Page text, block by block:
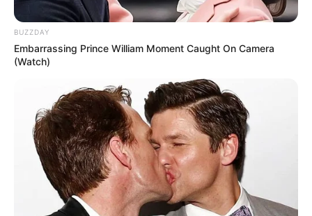
BUZZDAY
Embarrassing Prince William Moment Caught On Camera
(Watch)